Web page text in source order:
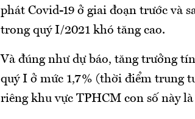
phát Covid-19 ở giai đoạn trước và
trong quý I/2021 khó tăng cao.
Và đúng như dự báo, tăng trưởng
quý I ở mức 1,7% (thời điểm trung
riêng khu vực TPHCM con số này là